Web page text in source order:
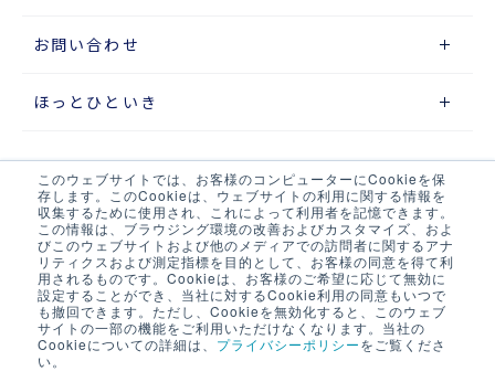
このウェブサイトでは、お客様のコンピューターにCookieを保
存します。このCookieは、ウェブサイトの利用に関する情報を
収集するために使用され、これによって利用者を記憶できます。
この情報は、ブラウジング環境の改善およびカスタマイズ、およ
びこのウェブサイトおよび他のメディアでの訪問者に関するアナ
リティクスおよび測定指標を目的として、お客様の同意を得て利
用されるものです。Cookieは、お客様のご希望に応じて無効に
設定することができ、当社に対するCookie利用の同意もいつで
も撤回できます。ただし、Cookieを無効化すると、このウェブ
サイトの一部の機能をご利用いただけなくなります。当社の
Cookieについての詳細は、 プライバシーポリシーをご覧くださ
い。
お問い合わせ
ほっとひといき
サイトマップ
プライバシーポリシー
ウェブアクセシビリティポリシー
当サイト・当社システムについて
LOGIX NET会員について